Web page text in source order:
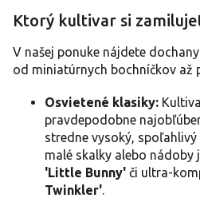
p
i
u
Ktorý kultivar si
V našej ponuke nájdete
od miniatúrnych bochníčkov až
Osvietené klasiky:
pravdepodobne
stredne vysoký,
malé skalky alebo nádoby
'Little Bunny' či ultra-
Twinkler'